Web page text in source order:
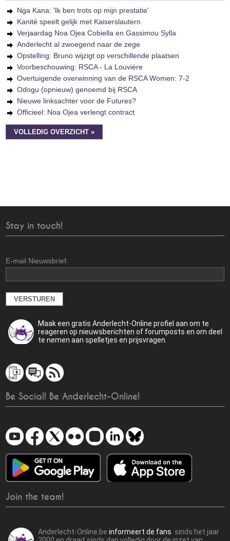
Nga Kana: 'Ik ben trots op mijn prestatie'
Kanité speelt gelijk met Kaiserslautern
Verjaardag Noa Ojea Cobiella en Gassimou Sylla
Anderlecht al zwoegend naar de zege
Opstelling: Bruno wijzigt op verschillende plaatsen
Voorbeschouwing: RSCA - La Louvière
Overtuigende overwinning van de RSCA Women: 7-2
Odogu (opnieuw) genoemd bij RSCA
Nieuwe linksachter voor de Futures?
Officieel: Noa Ojea verlengt contract
VOLLEDIG OVERZICHT »
Stay in touch!
E-mail Nieuwsbrief:
Maak een gratis Anderlecht-Online profiel aan om te
reageren op nieuwsberichten of forumposts en om deel
te nemen aan spelletjes en prijsvragen.
Be Social! Be Anderlecht-Online!
Join the team!
Anderlecht-Online.beinformeert de fans sinds het jaar